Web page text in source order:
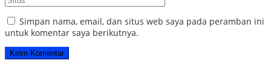
Simpan nama, email, dan situs web saya pada peramban ini
untuk komentar saya berikutnya.